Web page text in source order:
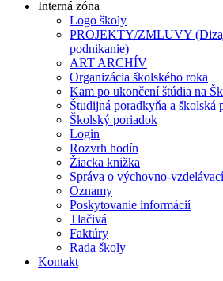
Interná zóna
Logo školy
PROJEKTY/ZMLUVY
podnikanie)
ART ARCHÍV
Organizácia školského roka
Kam po ukončení štúdia na
Študijná poradkyňa a školská
Školský poriadok
Login
Rozvrh hodín
Žiacka knižka
Správa o výchovno-
Oznamy
Poskytovanie informácií
Tlačivá
Faktúry
Rada školy
Kontakt